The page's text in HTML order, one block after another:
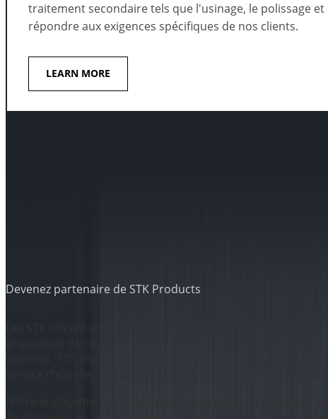
traitement secondaire tels que l'usinage, le polissage
répondre aux exigences spécifiques de nos clients.
LEARN MORE
Devenez partenaire de STK Products